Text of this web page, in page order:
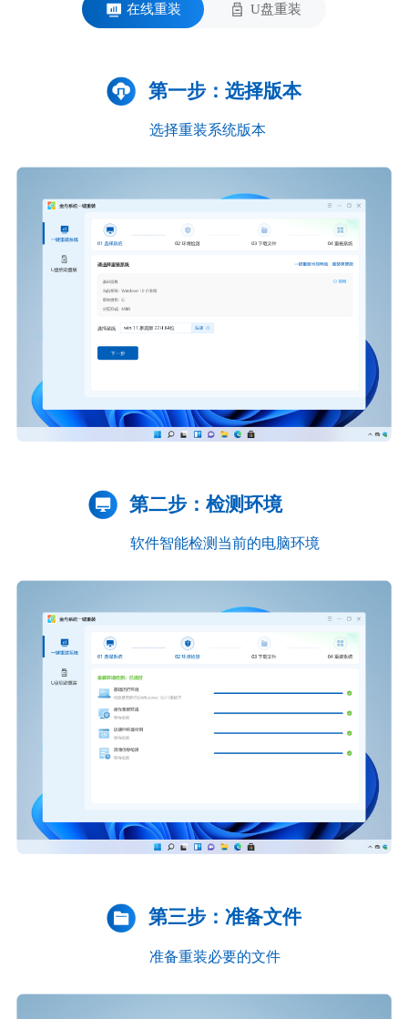
在线重装 U盘重装
第一步：选择版本
选择重装系统版本
第二步：检测环境
软件智能检测当前的电脑环境
第三步：准备文件
准备重装必要的文件